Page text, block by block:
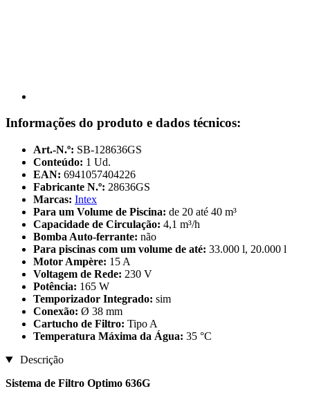
Informações do produto e dados técnicos:
Art.-N.º: SB-128636GS
Conteúdo: 1 Ud.
EAN: 6941057404226
Fabricante N.º: 28636GS
Marcas: Intex
Para um Volume de Piscina: de 20 até 40 m³
Capacidade de Circulação: 4,1 m³/h
Bomba Auto-ferrante: não
Para piscinas com um volume de até: 33.000 l, 20.000 l
Motor Ampère: 15 A
Voltagem de Rede: 230 V
Potência: 165 W
Temporizador Integrado: sim
Conexão: Ø 38 mm
Cartucho de Filtro: Tipo A
Temperatura Máxima da Água: 35 °C
Descrição
Sistema de Filtro Optimo 636G